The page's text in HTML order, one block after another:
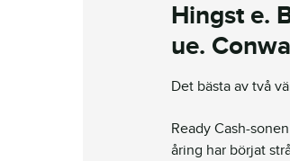
Hingst e.
ue.
Det bästa av två
Ready Cash-
åring har börjat